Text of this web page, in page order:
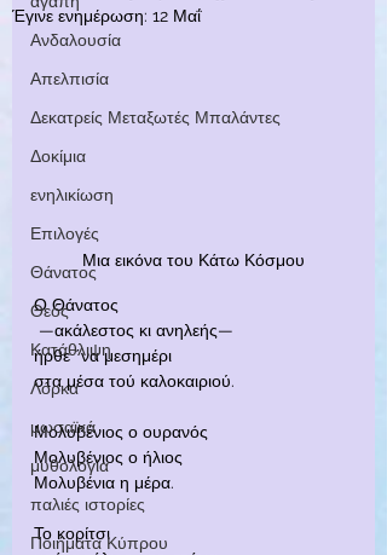
Ανδαλουσία
Απελπισία
Δεκατρείς Μεταξωτές Μπαλάντες
Δοκίμια
ενηλικίωση
Επιλογές
Θάνατος
Θεός
Κατάθλιψη
Λόρκα
μωσαϊκά
μυθολογία
παλιές ιστορίες
Ποιήματα Κύπρου
Έγινε ενημέρωση: 12 Μαΐ
Μια εικόνα του Κάτω Κόσμου
Ο Θάνατος
—ακάλεστος κι ανηλεής—
ήρθε ΄να μεσημέρι
στα μέσα τού καλοκαιριού.
Μολυβένιος ο ουρανός
Μολυβένιος ο ήλιος
Μολυβένια η μέρα.
Το κορίτσι